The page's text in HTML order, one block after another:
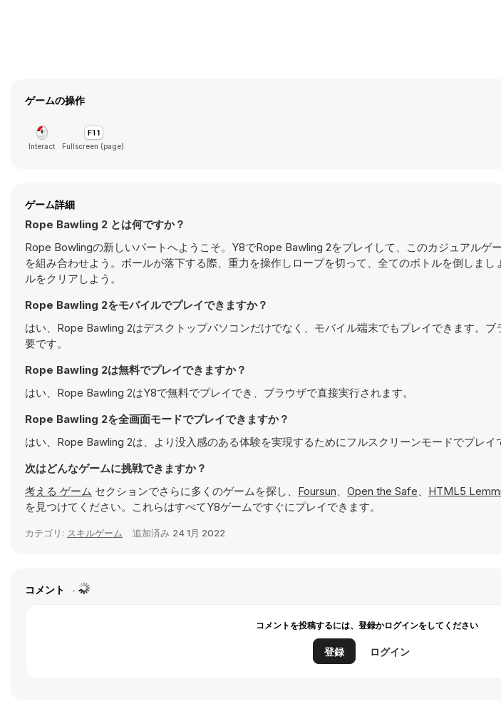
ゲームの操作
Interact Fullscreen (page)
ゲーム詳細
Rope Bawling 2 とは何ですか？
Rope Bowlingの新しいパートへようこそ。Y8でRope Bawling 2をプレイして、このカジュアルゲ
を組み合わせよう。ボールが落下する際、重力を操作しロープを切って、全てのボトルを倒しま
ルをクリアしよう。
Rope Bawling 2をモバイルでプレイできますか？
はい、Rope Bawling 2はデスクトップパソコンだけでなく、モバイル端末でもプレイできます。
要です。
Rope Bawling 2は無料でプレイできますか？
はい、Rope Bawling 2はY8で無料でプレイでき、ブラウザで直接実行されます。
Rope Bawling 2を全画面モードでプレイできますか？
はい、Rope Bawling 2は、より没入感のある体験を実現するためにフルスクリーンモードでプレイ
次はどんなゲームに挑戦できますか？
考える ゲーム セクションでさらに多くのゲームを探し、 Foursun、 Open the Safe、 HTML5
を見つけてください。これらはすべてY8ゲームですぐにプレイできます。
カテゴリ: スキルゲーム 追加済み 24 1月 2022
コメント
コメントを投稿するには、登録かログインをしてください
登録 ログイン